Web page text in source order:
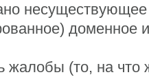
несуществующее
доменное
жалобы (то, на что